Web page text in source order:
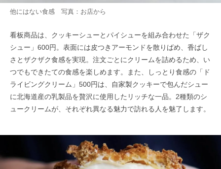
他にはない食感 写真：お店から
看板商品は、クッキーシューとパイシューを組み合わせた「ザク
シュー」600円。表面には皮つきアーモンドを散りばめ、香ばし
さとザクザク食感を実現。注文ごとにクリームを詰めるため、い
つでもできたての食感を楽しめます。また、しっとり食感の「ド
ライビングクリーム」500円は、自家製クッキーで包んだシュー
に北海道産の乳製品を贅沢に使用したリッチな一品。2種類のシ
ュークリームが、それぞれ異なる魅力で訪れる人を魅了します。